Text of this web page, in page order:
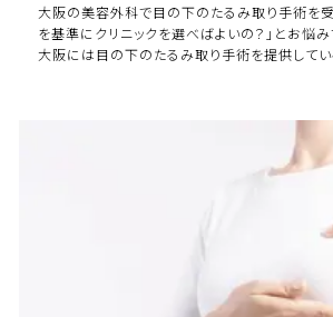
大阪の美容外科で目の下のたるみ取り手術を受
を基準にクリニックを選べばよいの？」とお悩
大阪には目の下のたるみ取り手術を提供して